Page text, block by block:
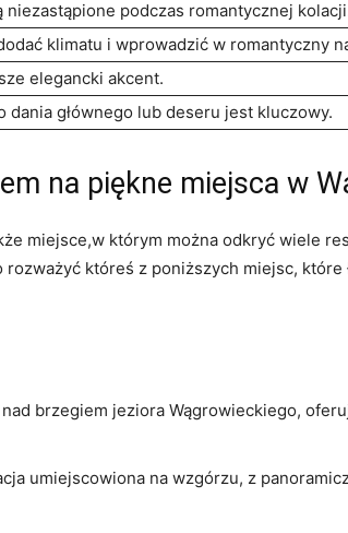
podczas romantycznej
klimatu i wprowadzić w romantyczny
elegancki akcent.
głównego lub deseru jest kluczowy.
na piękne miejsca w
miejsce,w którym można odkryć wiele
któreś z poniższych miejsc,
brzegiem jeziora Wągrowieckiego,
umiejscowiona na wzgórzu, z